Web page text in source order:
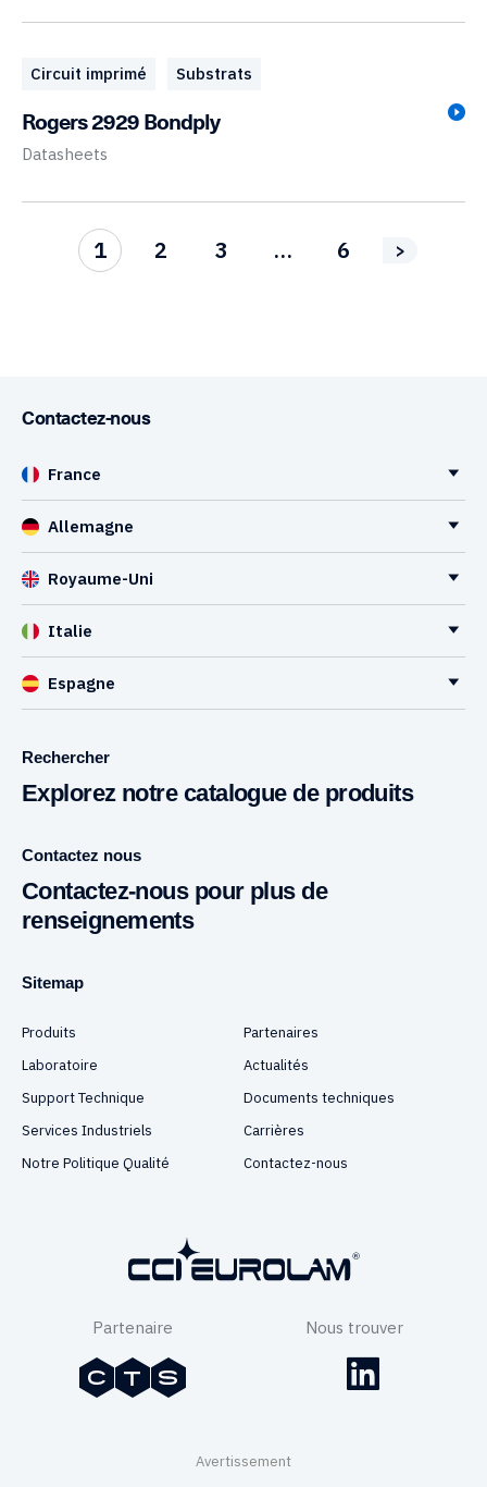
Circuit imprimé Substrats
Rogers 2929 Bondply
Datasheets
1 2 3 … 6 >
Contactez-nous
France
Allemagne
Royaume-Uni
Italie
Espagne
Rechercher
Explorez notre catalogue de produits
Contactez nous
Contactez-nous pour plus de
renseignements
Sitemap
Produits
Partenaires
Laboratoire
Actualités
Support Technique
Documents techniques
Services Industriels
Carrières
Notre Politique Qualité
Contactez-nous
Partenaire Nous trouver
Avertissement